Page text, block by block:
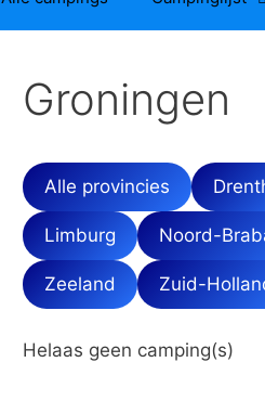
Groningen
Alle provincies
Limburg Noord-
Zeeland Zuid-
Helaas geen camping(s)